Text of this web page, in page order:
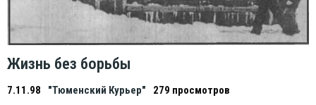
Жизнь без борьбы
7.11.98 "Тюменский Курьер"
279 просмотров